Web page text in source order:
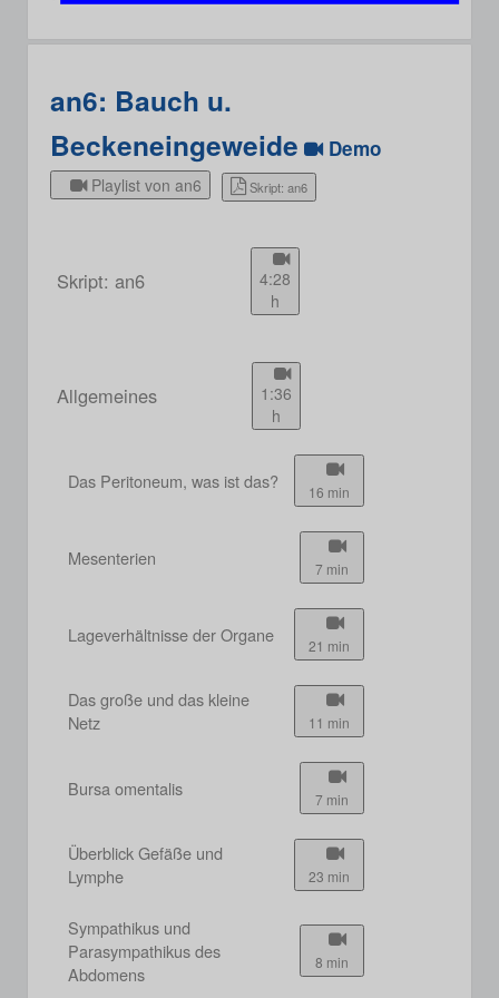
an6: Bauch u.
Beckeneingeweide
Demo
Playlist von an6 Skript: an6
Skript: an6
4:28
h
Allgemeines
1:36
h
Das Peritoneum, was ist das? 16 min
Mesenterien 7 min
Lageverhältnisse der Organe 21 min
Das große und das kleine
Netz
11 min
Bursa omentalis 7 min
Überblick Gefäße und
Lymphe
23 min
Sympathikus und
Parasympathikus des
Abdomens
8 min